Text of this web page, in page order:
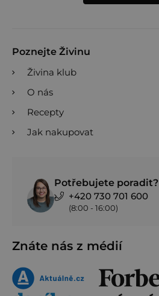
Poznejte Živinu
Živina klub
O nás
Recepty
Jak nakupovat
Potřebujete poradit?
+420 730 701 600
(8:00 - 16:00)
Znáte nás z médií